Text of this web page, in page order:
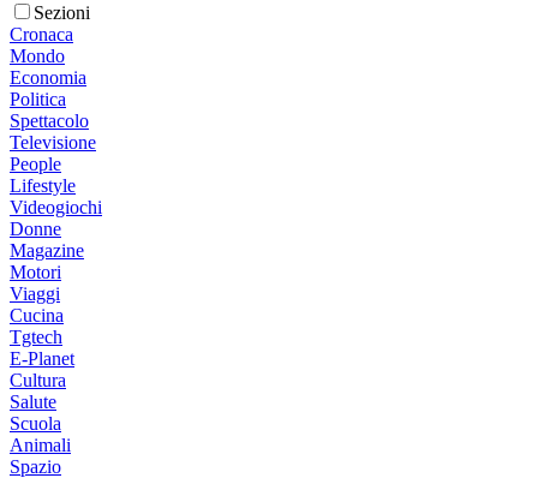
Sezioni
Cronaca
Mondo
Economia
Politica
Spettacolo
Televisione
People
Lifestyle
Videogiochi
Donne
Magazine
Motori
Viaggi
Cucina
Tgtech
E-Planet
Cultura
Salute
Scuola
Animali
Spazio